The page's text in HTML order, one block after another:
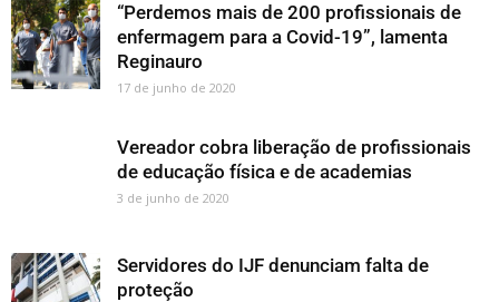
“Perdemos mais de 200 profissionais de
enfermagem para a Covid-19”, lamenta
Reginauro
17 de junho de 2020
Vereador cobra liberação de profissionais
de educação física e de academias
3 de junho de 2020
Servidores do IJF denunciam falta de
proteção